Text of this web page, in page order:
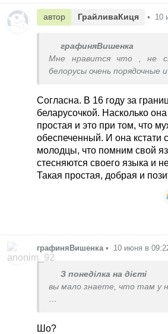
автор ГрайливаКиця • 10
графиняВишенка
Мне нравится что , не
белорусы очень порядочные
Согласна. В 16 году за
беларусочкой. Насколько
простая и это при том, что
обеспеченный. И она кстати
молодцы, что помним свой
стесняются своего языка и
Такая простая, добрая и
графиняВишенка • 10 июня в
З понеділка на дієті
вы мало знаете, что там у
Шо?